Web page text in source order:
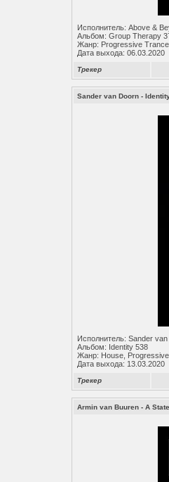
Исполнитель: Above &
Альбом: Group Therapy
Жанр: Progressive
Дата выхода: 06.03.2020
Трекер
Sander van Doorn -
Исполнитель: Sander
Альбом: Identity 538
Жанр: House,
Дата выхода: 13.03.2020
Трекер
Armin van Buuren - A